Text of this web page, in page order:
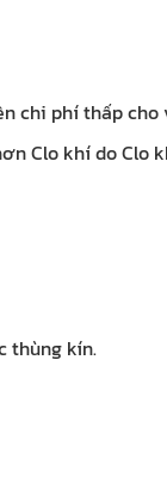
chi phí thấp cho
Clo khí do Clo
thùng kín.